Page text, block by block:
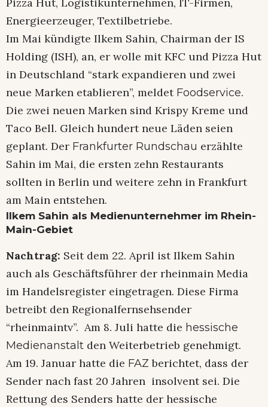
Energieerzeuger, Textilbetriebe.
Im Mai kündigte Ilkem Sahin, Chairman der IS
Holding (ISH), an, er wolle mit KFC und Pizza Hut
in Deutschland “stark expandieren und zwei
neue Marken etablieren”, meldet Foodservice.
Die zwei neuen Marken sind Krispy Kreme und
Taco Bell. Gleich hundert neue Läden seien
geplant. Der Frankfurter Rundschau erzählte
Sahin im Mai, die ersten zehn Restaurants
sollten in Berlin und weitere zehn in Frankfurt
am Main entstehen.
Ilkem Sahin als Medienunternehmer im Rhein-
Main-Gebiet
Nachtrag: Seit dem 22. April ist Ilkem Sahin
auch als Geschäftsführer der rheinmain Media
im Handelsregister eingetragen. Diese Firma
betreibt den Regionalfernsehsender
“rheinmaintv”. Am 8. Juli hatte die hessische
Medienanstalt den Weiterbetrieb genehmigt.
Am 19. Januar hatte die FAZ berichtet, dass der
Sender nach fast 20 Jahren insolvent sei. Die
Rettung des Senders hatte der hessische